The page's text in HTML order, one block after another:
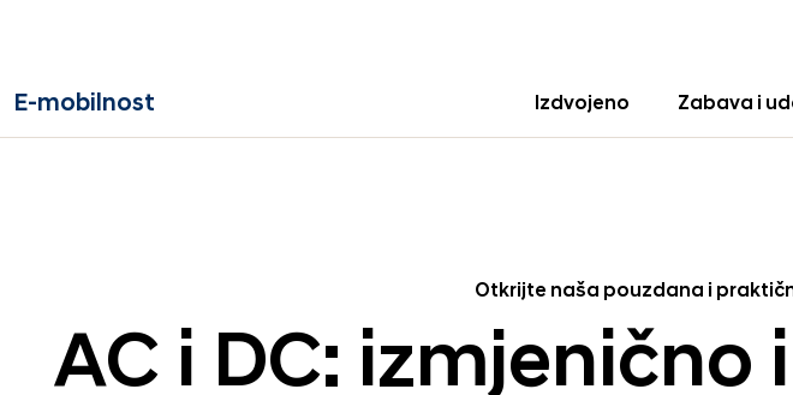
E-mobilnost Izdvojeno Zabava i
Otkrijte naša pouzdana i
AC i DC: